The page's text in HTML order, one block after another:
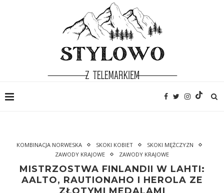
KOMBINACJA NORWESKA SKOKI KOBIET
SKOKI MĘŻCZYZN
ZAWODY KRAJOWE
ZAWODY KRAJOWE
MISTRZOSTWA FINLANDII W LAHTI:
AALTO, RAUTIONAHO I HEROLA ZE